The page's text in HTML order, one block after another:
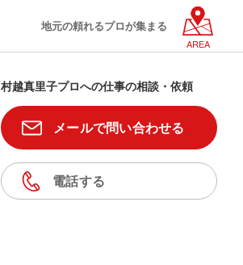
地元の頼れるプロが集まる
AREA
村越真里子プロへの仕事の相談・依頼
メールで問い合わせる
電話する